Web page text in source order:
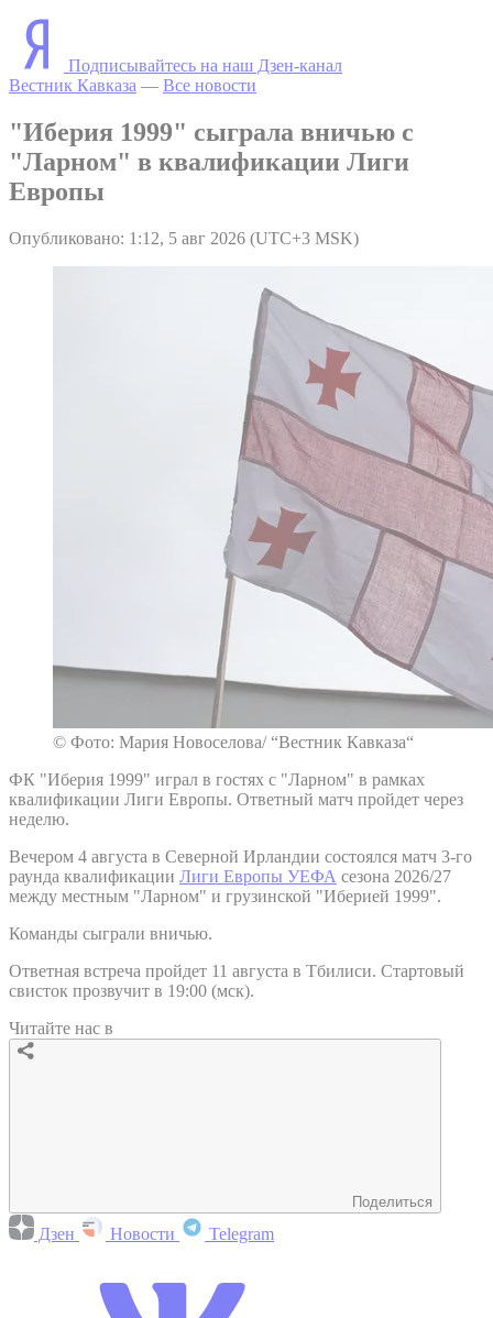
Подписывайтесь на наш Дзен-канал
Вестник Кавказа — Все новости
"Иберия 1999" сыграла вничью с
"Ларном" в квалификации Лиги
Европы
Опубликовано: 1:12, 5 авг 2026 (UTC+3 MSK)
© Фото: Мария Новоселова/ “Вестник Кавказа“
ФК "Иберия 1999" играл в гостях с "Ларном" в рамках
квалификации Лиги Европы. Ответный матч пройдет через
неделю.
Вечером 4 августа в Северной Ирландии состоялся матч 3-го
раунда квалификации Лиги Европы УЕФА сезона 2026/27
между местным "Ларном" и грузинской "Иберией 1999".
Команды сыграли вничью.
Ответная встреча пройдет 11 августа в Тбилиси. Стартовый
свисток прозвучит в 19:00 (мск).
Читайте нас в
Поделиться
Дзен Новости Telegram